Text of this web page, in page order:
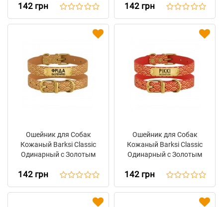
Красный
142 грн
Фиолетовый
142 грн
Ошейник для Собак
Кожаный Barksi Classic
Одинарный с Золотым
Горчица
142 грн
Ошейник для Собак
Кожаный Barksi Classic
Одинарный с Золотым
Красный
142 грн